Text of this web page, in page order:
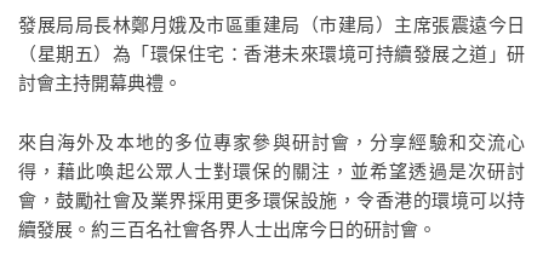
發展局局長林鄭月娥及市區重建局（市建局）主席張震遠今日
（星期五）為「環保住宅：香港未來環境可持續發展之道」研
討會主持開幕典禮。
來自海外及本地的多位專家參與研討會，分享經驗和交流心
得，藉此喚起公眾人士對環保的關注，並希望透過是次研討
會，鼓勵社會及業界採用更多環保設施，令香港的環境可以持
續發展。約三百名社會各界人士出席今日的研討會。